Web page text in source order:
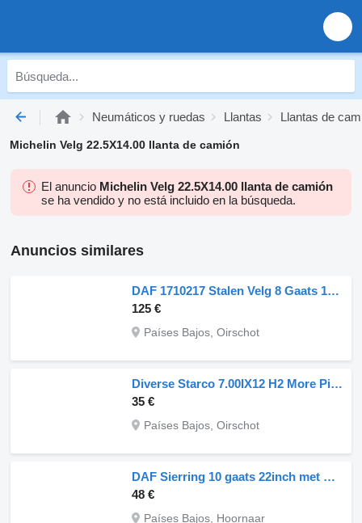
Neumáticos y ruedas Llantas Llantas de
Michelin Velg 22.5X14.00 llanta de camión
El anuncio Michelin Velg 22.5X14.00 llanta de camión
se ha vendido y no está incluido en la búsqueda.
Anuncios similares
DAF 1710217 Stalen Velg 8 Gaats 19.5X7.50 1 Stuk OP Voorraad
125 €
Países Bajos, Oirschot
Diverse Starco 7.00IX12 H2 More Pieces IN Stock
35 €
Países Bajos, Oirschot
DAF Sierring 10 gaats 22inch met DAF Logo
48 €
Países Bajos, Hoornaar